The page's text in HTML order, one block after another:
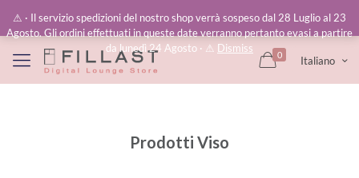
0 Italiano
Prodotti Viso
⚠︎ · Il servizio spedizioni del nostro shop verrà sospeso dal 28 Luglio al 23
Agosto. Gli ordini effettuati in queste date verranno pertanto evasi a partire
da lunedì 24 Agosto · ⚠︎ Dismiss